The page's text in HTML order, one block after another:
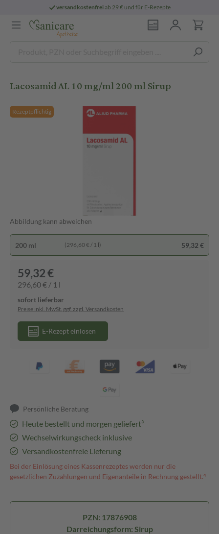
versandkostenfreiab 29 € und für E-Rezepte
Lacosamid AL 10 mg/ml 200 ml Sirup
Rezeptpflichtig
Abbildung kann abweichen
200 ml (296,60 € / 1 l) 59,32 €
59,32 €
296,60 € / 1 l
sofort lieferbar
Preise inkl. MwSt. ggf. zzgl. Versandkosten
E-Rezept einlösen
Persönliche Beratung
Heute bestellt und morgen geliefert³
Wechselwirkungscheck inklusive
Versandkostenfreie Lieferung
Bei der Einlösung eines Kassenrezeptes werden nur die
gesetzlichen Zuzahlungen und Eigenanteile in Rechnung gestellt.⁴
PZN: 17876908
Darreichungsform: Sirup